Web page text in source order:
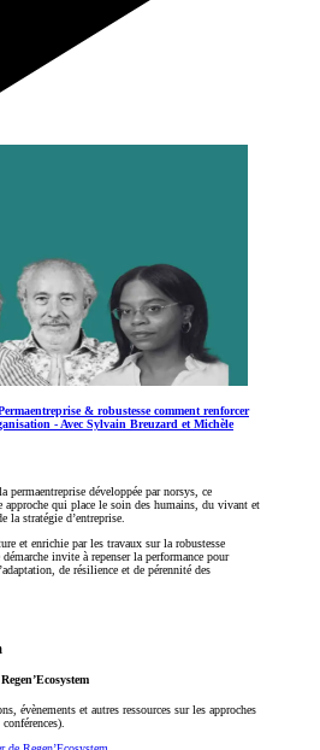
& robustesse comment renforcer
- Avec Sylvain Breuzard et Michèle
permaentreprise développée par norsys, ce
approche qui place le soin des humains, du vivant et
la stratégie d’entreprise.
et enrichie par les travaux sur la robustesse
invite à repenser la performance pour
de résilience et de pérennité des
évènements et autres ressources sur les approches